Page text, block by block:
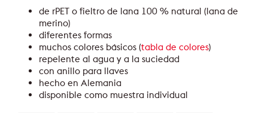
de rPET o fieltro de lana 100 % natural (lana de
merino)
diferentes formas
muchos colores básicos (tabla de colores)
repelente al agua y a la suciedad
con anillo para llaves
hecho en Alemania
disponible como muestra individual